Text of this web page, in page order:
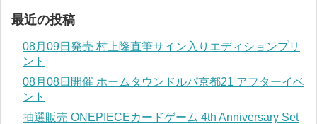
最近の投稿
08月09日発売 村上隆直筆サイン入りエディションプリ
ント
08月08日開催 ホームタウンドルパ京都21 アフターイベ
ント
抽選販売 ONEPIECEカードゲーム 4th Anniversary Set